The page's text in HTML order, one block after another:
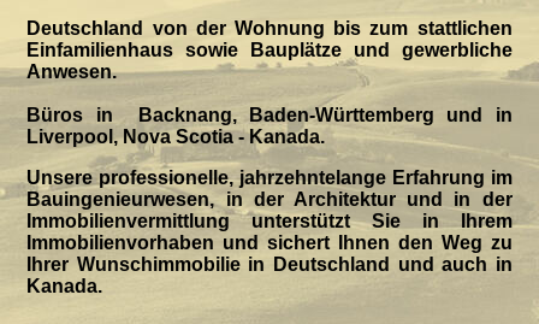
Deutschland
von der Wohnung bis zum stattlichen
Einfamilienhaus sowie Bauplätze und gewerbliche
Anwesen.
Büros in Backnang, Baden-Württemberg und in
Liverpool, Nova Scotia - Kanada.
Unsere professionelle, jahrzehntelange Erfahrung im
Bauingenieurwesen, in der Architektur und in der
Immobilienvermittlung unterstützt Sie in Ihrem
Immobilienvorhaben und sichert Ihnen den Weg zu
Ihrer Wunschimmobilie in Deutschland und auch in
Kanada.